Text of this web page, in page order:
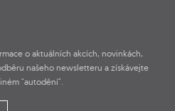
o aktuálních akcích, novinkách,
našeho newsletteru a získávejte
"autodění".